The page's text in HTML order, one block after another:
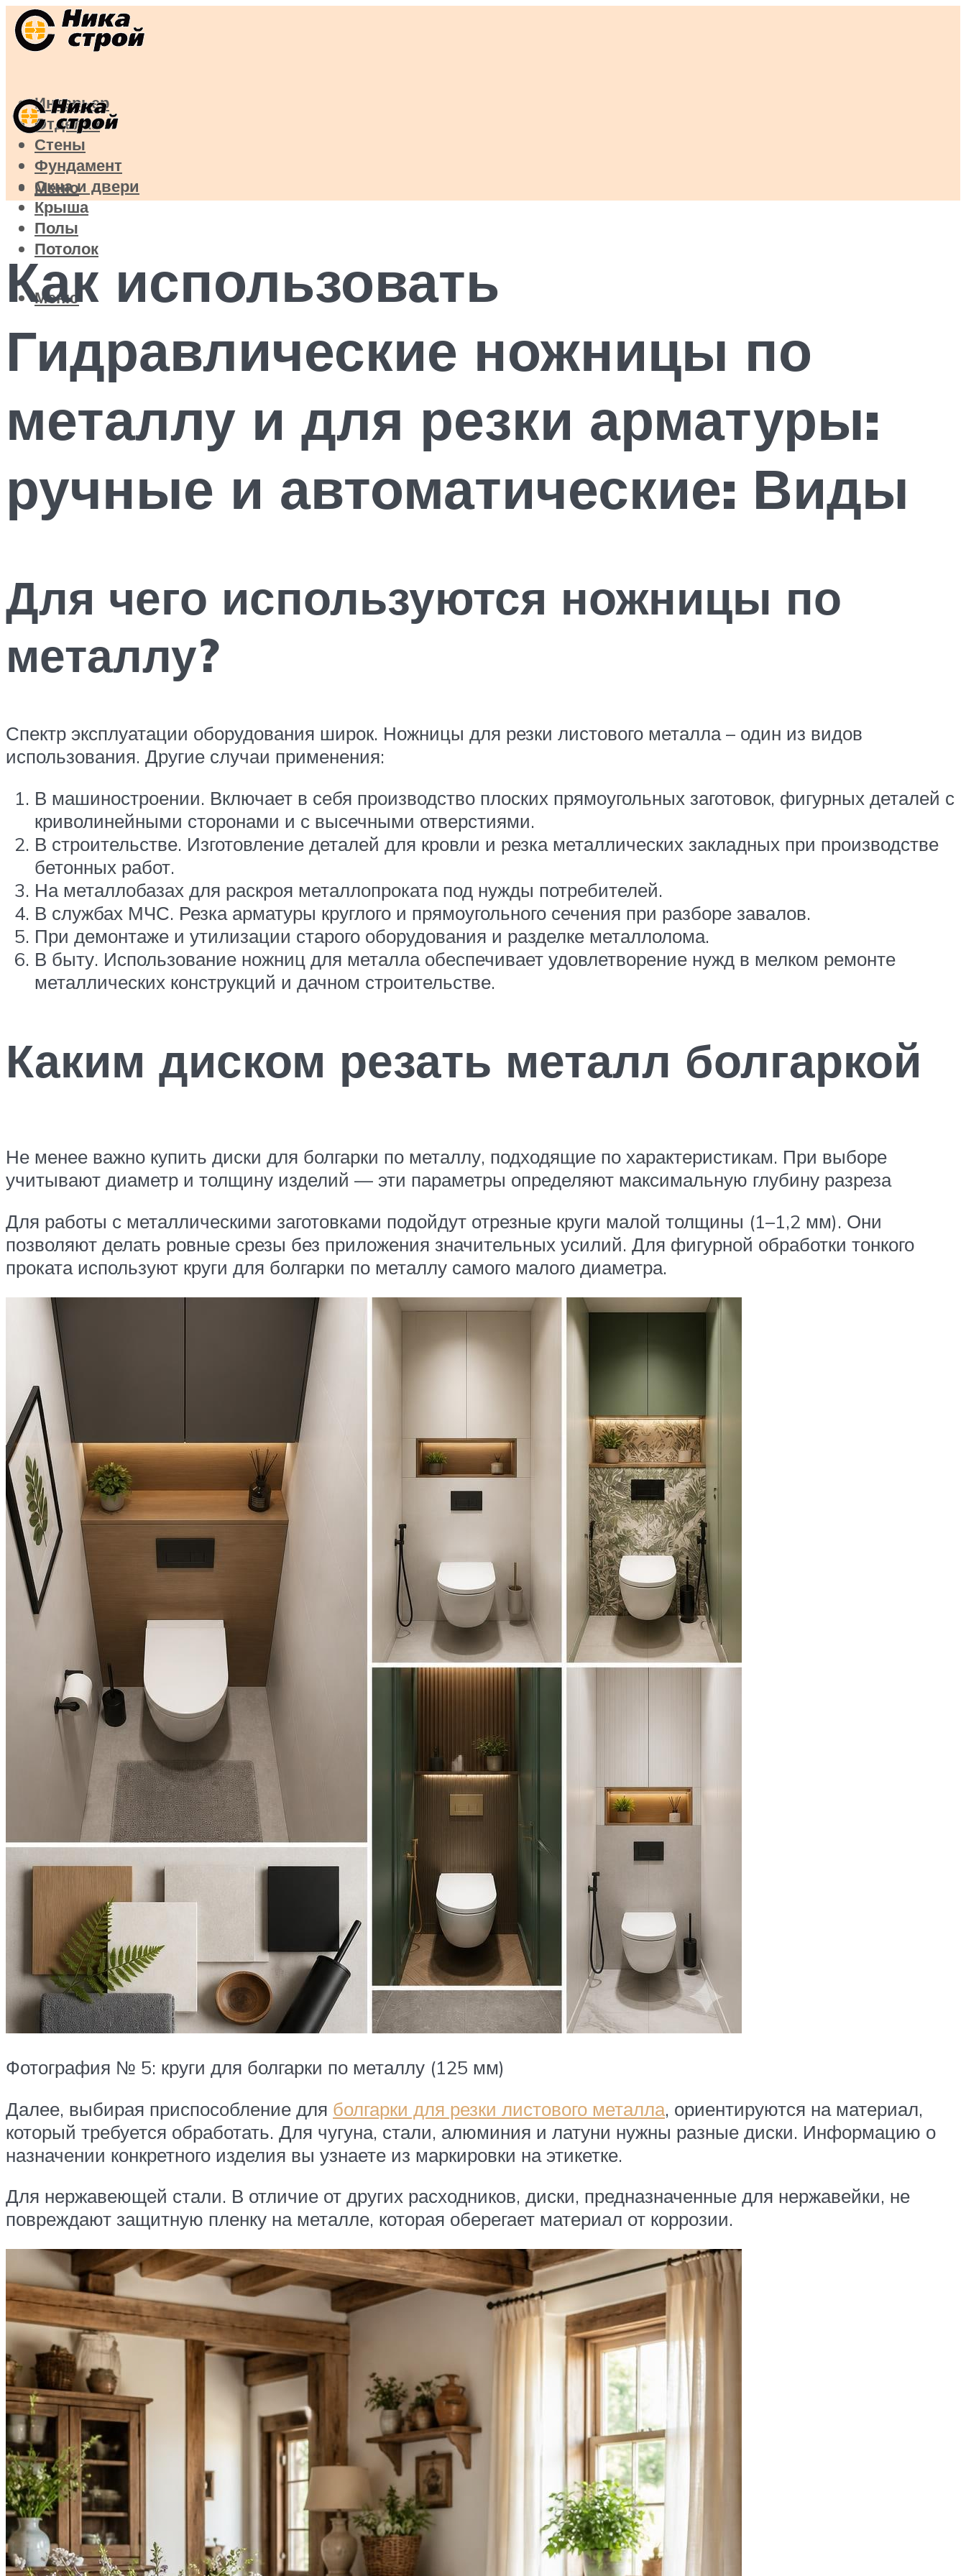
Интерьер
Отделка
Стены
Фундамент
Окна и двери
Крыша
Полы
Потолок
Меню
Меню
Как использовать
Гидравлические ножницы по
металлу и для резки арматуры:
ручные и автоматические: Виды
Для чего используются ножницы по
металлу?
Спектр эксплуатации оборудования широк. Ножницы для резки листового металла – один из видов
использования. Другие случаи применения:
В машиностроении. Включает в себя производство плоских прямоугольных заготовок, фигурных деталей с
криволинейными сторонами и с высечными отверстиями.
В строительстве. Изготовление деталей для кровли и резка металлических закладных при производстве
бетонных работ.
На металлобазах для раскроя металлопроката под нужды потребителей.
В службах МЧС. Резка арматуры круглого и прямоугольного сечения при разборе завалов.
При демонтаже и утилизации старого оборудования и разделке металлолома.
В быту. Использование ножниц для металла обеспечивает удовлетворение нужд в мелком ремонте
металлических конструкций и дачном строительстве.
Каким диском резать металл болгаркой
Не менее важно купить диски для болгарки по металлу, подходящие по характеристикам. При выборе
учитывают диаметр и толщину изделий — эти параметры определяют максимальную глубину разреза
Для работы с металлическими заготовками подойдут отрезные круги малой толщины (1–1,2 мм). Они
позволяют делать ровные срезы без приложения значительных усилий. Для фигурной обработки тонкого
проката используют круги для болгарки по металлу самого малого диаметра.
Фотография № 5: круги для болгарки по металлу (125 мм)
Далее, выбирая приспособление для болгарки для резки листового металла, ориентируются на материал,
который требуется обработать. Для чугуна, стали, алюминия и латуни нужны разные диски. Информацию о
назначении конкретного изделия вы узнаете из маркировки на этикетке.
Для нержавеющей стали. В отличие от других расходников, диски, предназначенные для нержавейки, не
повреждают защитную пленку на металле, которая оберегает материал от коррозии.